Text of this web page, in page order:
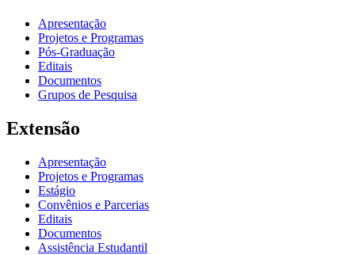
Apresentação
Projetos e Programas
Pós-Graduação
Editais
Documentos
Grupos de Pesquisa
Extensão
Apresentação
Projetos e Programas
Estágio
Convênios e Parcerias
Editais
Documentos
Assistência Estudantil